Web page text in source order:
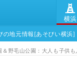
横浜
の地元情報[あそびい横浜]